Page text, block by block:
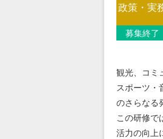
政策・実
募集終了
観光、コミ
スポーツ・
のさらなる
この研修で
活力の向上